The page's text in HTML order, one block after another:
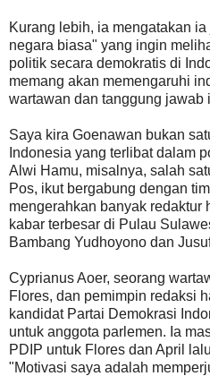
Kurang lebih, ia mengatakan
negara biasa" yang ingin
politik secara demokratis di
memang akan memengaruhi
wartawan dan tanggung jawab
Saya kira Goenawan bukan
Indonesia yang terlibat dalam
Alwi Hamu, misalnya, salah
Pos, ikut bergabung dengan
mengerahkan banyak redaktur
kabar terbesar di Pulau
Bambang Yudhoyono dan
Cyprianus Aoer, seorang
Flores, dan pemimpin redaksi
kandidat Partai Demokrasi
untuk anggota parlemen. Ia
PDIP untuk Flores dan April
"Motivasi saya adalah